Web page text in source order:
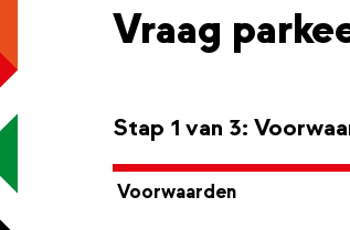
Vraag
Stap 1 van 3:
Voorwaarden